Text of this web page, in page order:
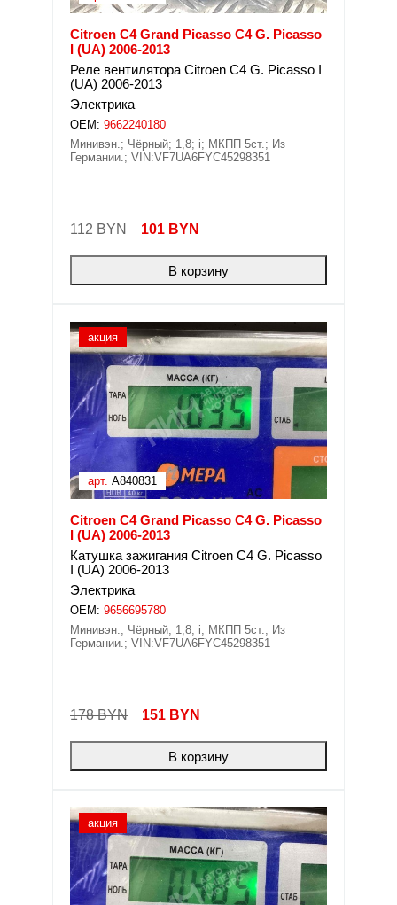
Citroen C4 Grand Picasso C4 G. Picasso
I (UA) 2006-2013
Реле вентилятора Citroen C4 G. Picasso I
(UA) 2006-2013
Электрика
OEM: 9662240180
Минивэн.; Чёрный; 1,8; i; МКПП 5ст.; Из
Германии.; VIN:VF7UA6FYC45298351
112 BYN 101 BYN
В корзину
акция
арт. A840831
Citroen C4 Grand Picasso C4 G. Picasso
I (UA) 2006-2013
Катушка зажигания Citroen C4 G. Picasso
I (UA) 2006-2013
Электрика
OEM: 9656695780
Минивэн.; Чёрный; 1,8; i; МКПП 5ст.; Из
Германии.; VIN:VF7UA6FYC45298351
178 BYN 151 BYN
В корзину
акция